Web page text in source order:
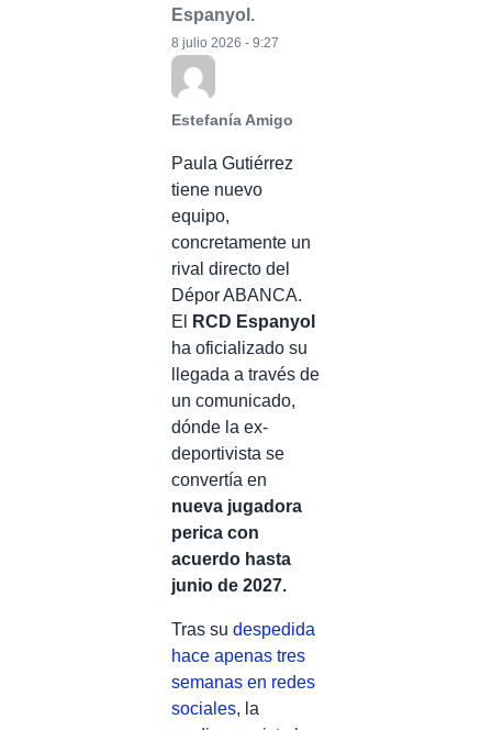
Espanyol.
Estefanía Amigo
8 julio 2026 - 9:27
Paula Gutiérrez
tiene nuevo
equipo,
concretamente un
rival directo del
Dépor ABANCA.
El
RCD Espanyol
ha oficializado su
llegada a través de
un comunicado,
dónde la ex-
deportivista se
convertía en
nueva jugadora
perica con
acuerdo hasta
junio de 2027.
Tras su despedida
hace apenas tres
semanas en redes
sociales, la